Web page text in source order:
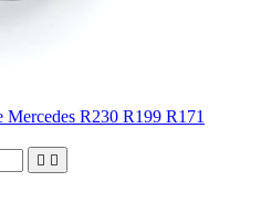
R230 R199 R171
 